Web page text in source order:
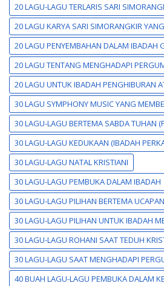
20 LAGU-LAGU TERLARIS SARI
20 LAGU KARYA SARI SIMORANGKIR
20 LAGU PENYEMBAHAN DALAM IBADAH
20 LAGU TENTANG MENGHADAPI
20 LAGU UNTUK IBADAH PENGHIBURAN
30 LAGU SYMPHONY MUSIC YANG
30 LAGU-LAGU BERTEMA SABDA TUHAN
30 LAGU-LAGU KEDUKAAN (IBADAH
30 LAGU-LAGU NATAL KRISTIANI
30 LAGU-LAGU PEMBUKA DALAM IBADAH
30 LAGU-LAGU PILIHAN BERTEMA
30 LAGU-LAGU PILIHAN UNTUK IBADAH
30 LAGU-LAGU ROHANI SAAT TEDUH
30 LAGU-LAGU SAAT MENGHADAPI
40 BUAH LAGU-LAGU PEMBUKA DALAM